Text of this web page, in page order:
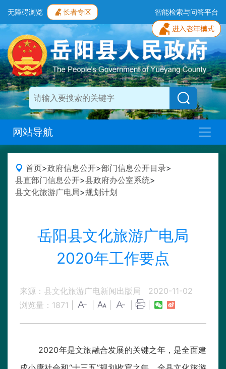
无障碍浏览 长者专区 智能检索与问答平台
网站导航
首页>政府信息公开>部门信息公开目录>
县直部门信息公开>县政府办公室系统>
县文化旅游广电局>规划计划
岳阳县文化旅游广电局
2020年工作要点
来源：县文化旅游广电新闻出版局
2020-11-02
浏览量： 1871
2020年是文旅融合发展的关键之年，是全面建